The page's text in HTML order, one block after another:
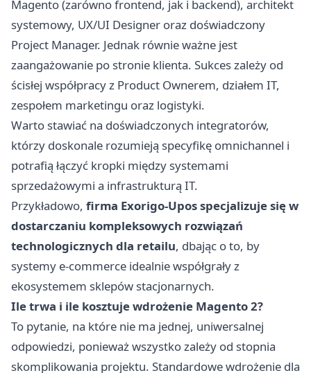
Magento (zarówno frontend, jak i backend), architekt
systemowy, UX/UI Designer oraz doświadczony
Project Manager. Jednak równie ważne jest
zaangażowanie po stronie klienta. Sukces zależy od
ścisłej współpracy z Product Ownerem, działem IT,
zespołem marketingu oraz logistyki.
Warto stawiać na doświadczonych integratorów,
którzy doskonale rozumieją specyfikę omnichannel i
potrafią łączyć kropki między systemami
sprzedażowymi a infrastrukturą IT.
Przykładowo, firma Exorigo-Upos specjalizuje się w
dostarczaniu kompleksowych rozwiązań
technologicznych dla retailu, dbając o to, by
systemy e-commerce idealnie współgrały z
ekosystemem sklepów stacjonarnych.
Ile trwa i ile kosztuje wdrożenie Magento 2?
To pytanie, na które nie ma jednej, uniwersalnej
odpowiedzi, ponieważ wszystko zależy od stopnia
skomplikowania projektu. Standardowe wdrożenie dla